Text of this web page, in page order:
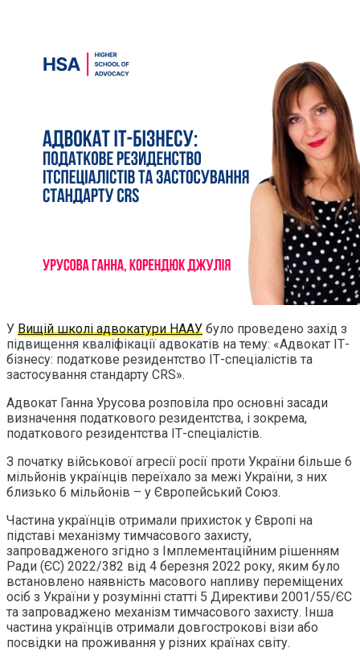
У Вищій школі адвокатури НААУ було проведено захід з
підвищення кваліфікації адвокатів на тему: «Адвокат ІТ-
бізнесу: податкове резидентство ІТ-спеціалістів та
застосування стандарту CRS».
Адвокат Ганна Урусова розповіла про основні засади
визначення податкового резидентства, і зокрема,
податкового резидентства ІТ-спеціалістів.
З початку військової агресії росії проти України більше 6
мільйонів українців переїхало за межі України, з них
близько 6 мільйонів – у Європейський Союз.
Частина українців отримали прихисток у Європі на
підставі механізму тимчасового захисту,
запровадженого згідно з Імплементаційним рішенням
Ради (ЄС) 2022/382 від 4 березня 2022 року, яким було
встановлено наявність масового напливу переміщених
осіб з України у розумінні статті 5 Директиви 2001/55/ЄС
та запроваджено механізм тимчасового захисту. Інша
частина українців отримали довгострокові візи або
посвідки на проживання у різних країнах світу.